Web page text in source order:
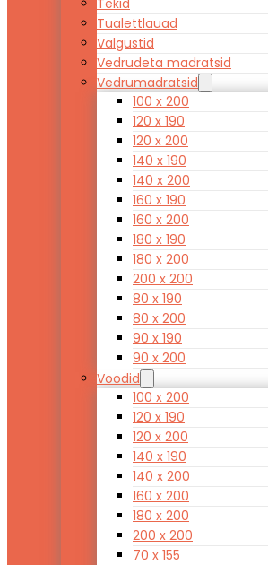
Tekid
Tualettlauad
Valgustid
Vedrudeta madratsid
Vedrumadratsid
100 x 200
120 x 190
120 x 200
140 x 190
140 x 200
160 x 190
160 x 200
180 x 190
180 x 200
200 x 200
80 x 190
80 x 200
90 x 190
90 x 200
Voodid
100 x 200
120 x 190
120 x 200
140 x 190
140 x 200
160 x 200
180 x 200
200 x 200
70 x 155